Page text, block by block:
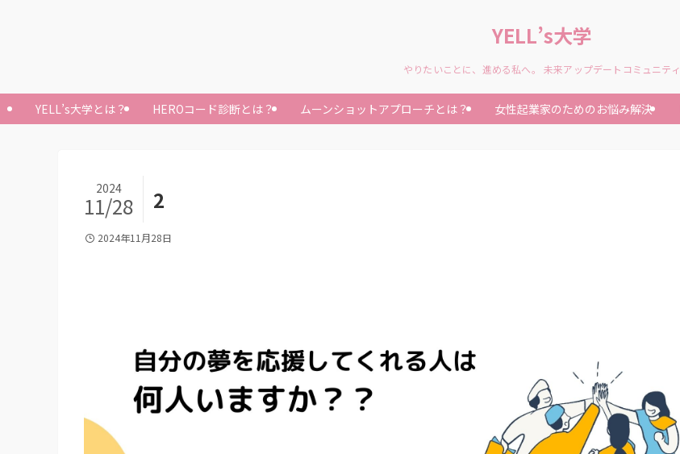
YELL’s大学
やりたいことに、進める私へ。 未来アップデートコミュニティ
YELL’s大学とは？ HEROコード診断とは？ ムーンショットアプローチとは？ 女性起業家のためのお悩み解決
2
2024
11/28
2024年11月28日